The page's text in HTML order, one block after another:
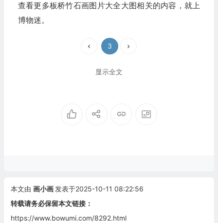
查看更多板桥竹石画图片大全大图相关的内容，就上
博物迷。
3
显示全文
本文由 画小画 发表于2025-10-11 08:22:56
转载请务必保留本文链接：
https://www.bowumi.com/8292.html